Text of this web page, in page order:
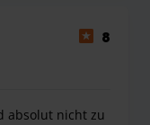
8
absolut nicht zu